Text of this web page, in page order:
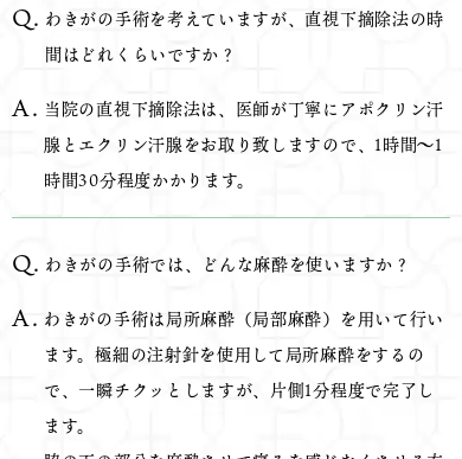
わきがの手術を考えていますが、直視下摘除法の時
間はどれくらいですか？
当院の直視下摘除法は、医師が丁寧にアポクリン汗
腺とエクリン汗腺をお取り致しますので、1時間～1
時間30分程度かかります。
わきがの手術では、どんな麻酔を使いますか？
わきがの手術は局所麻酔（局部麻酔）を用いて行い
ます。極細の注射針を使用して局所麻酔をするの
で、一瞬チクッとしますが、片側1分程度で完了し
ます。